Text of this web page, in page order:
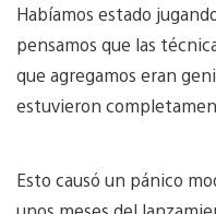
Habíamos estado
pensamos que las
que agregamos eran
estuvieron
Esto causó un pánico